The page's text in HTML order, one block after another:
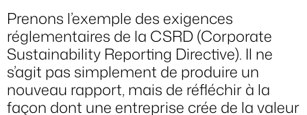
Prenons l’exemple des exigences
réglementaires de la CSRD (Corporate
Sustainability Reporting Directive). Il ne
s’agit pas simplement de produire un
nouveau rapport, mais de réfléchir à la
façon dont une entreprise crée de la valeur